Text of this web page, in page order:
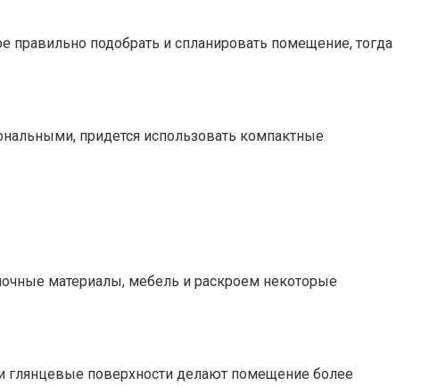
подобрать и спланировать помещение, тогда
придется использовать компактные
материалы, мебель и раскроем некоторые
глянцевые поверхности делают помещение более